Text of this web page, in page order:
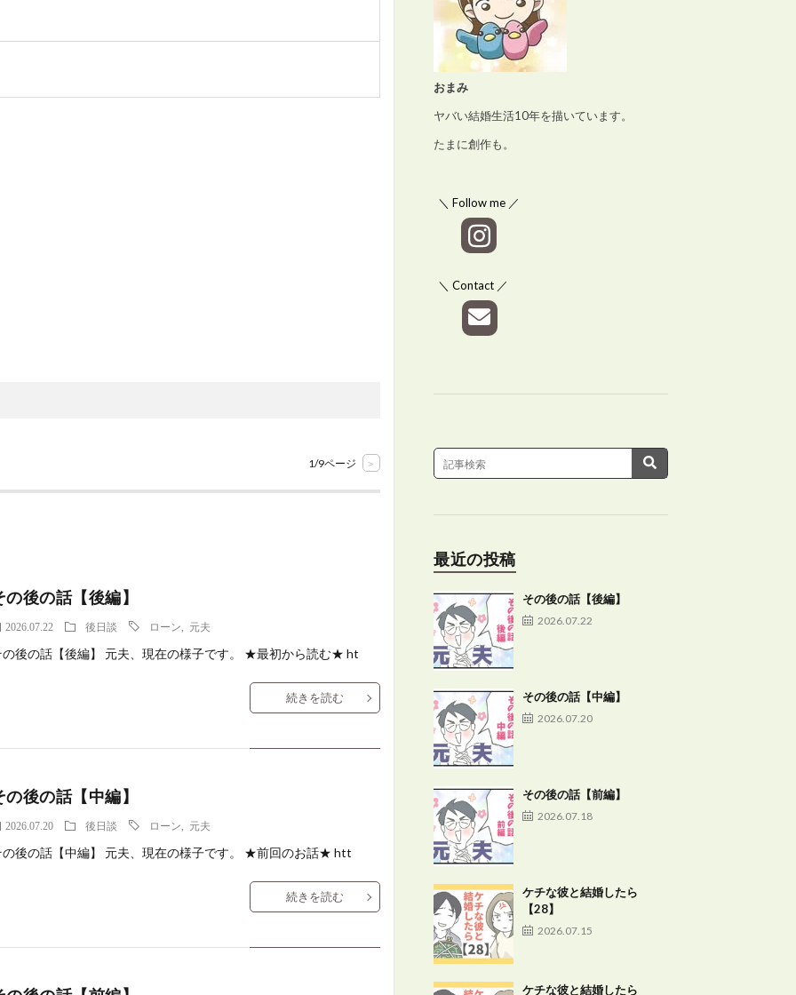
1/9ページ >
の後の話【後編】
2026.07.22 後日談 ローン 元夫
の後の話【後編】 元夫、現在の様子です。 ★最初から読む★ ht
続きを読む
の後の話【中編】
2026.07.20 後日談 ローン 元夫
の後の話【中編】 元夫、現在の様子です。 ★前回のお話★ htt
続きを読む
おまみ
ヤバい結婚生活10年を描いています。
たまに創作も。
＼ Follow me ／
＼ Contact ／
最近の投稿
その後の話【後編】
2026.07.22
その後の話【中編】
2026.07.20
その後の話【前編】
2026.07.18
ケチな彼と結婚したら
【28】
2026.07.15
ケチな彼と結婚したら